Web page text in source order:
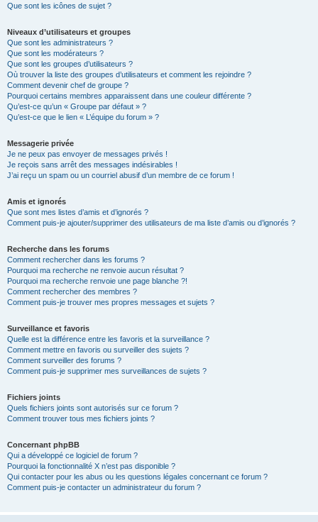
Que sont les icônes de sujet ?
Niveaux d’utilisateurs et groupes
Que sont les administrateurs ?
Que sont les modérateurs ?
Que sont les groupes d’utilisateurs ?
Où trouver la liste des groupes d’utilisateurs et comment les rejoindre ?
Comment devenir chef de groupe ?
Pourquoi certains membres apparaissent dans une couleur différente ?
Qu’est-ce qu’un « Groupe par défaut » ?
Qu’est-ce que le lien « L’équipe du forum » ?
Messagerie privée
Je ne peux pas envoyer de messages privés !
Je reçois sans arrêt des messages indésirables !
J’ai reçu un spam ou un courriel abusif d’un membre de ce forum !
Amis et ignorés
Que sont mes listes d’amis et d’ignorés ?
Comment puis-je ajouter/supprimer des utilisateurs de ma liste d’amis ou d’ignorés ?
Recherche dans les forums
Comment rechercher dans les forums ?
Pourquoi ma recherche ne renvoie aucun résultat ?
Pourquoi ma recherche renvoie une page blanche ?!
Comment rechercher des membres ?
Comment puis-je trouver mes propres messages et sujets ?
Surveillance et favoris
Quelle est la différence entre les favoris et la surveillance ?
Comment mettre en favoris ou surveiller des sujets ?
Comment surveiller des forums ?
Comment puis-je supprimer mes surveillances de sujets ?
Fichiers joints
Quels fichiers joints sont autorisés sur ce forum ?
Comment trouver tous mes fichiers joints ?
Concernant phpBB
Qui a développé ce logiciel de forum ?
Pourquoi la fonctionnalité X n’est pas disponible ?
Qui contacter pour les abus ou les questions légales concernant ce forum ?
Comment puis-je contacter un administrateur du forum ?